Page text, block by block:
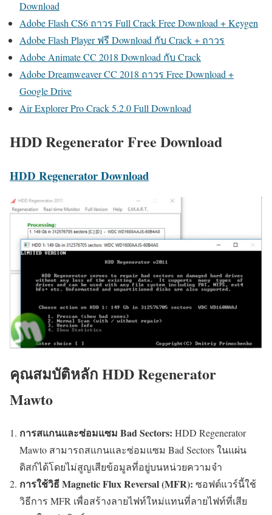
Download
Adobe Flash CS6 ถาวร Full Crack Free Download + Keygen
Adobe Flash Player ฟรี Download กับ Crack + ถาวร
Adobe Animate CC 2018 Download กับ Crack
Adobe Dreamweaver CC 2018 ถาวร Free Download +
Google Drive
Air Explorer Pro Crack 5.2.0 Full Download
HDD Regenerator Free Download
HDD Regenerator Download
คุณสมบัติหลัก HDD Regenerator
Mawto
การสแกนและซ่อมแซม Bad Sectors: HDD Regenerator
Mawto สามารถสแกนและซ่อมแซม Bad Sectors ในแผ่น
ดิสก์ได้โดยไม่สูญเสียข้อมูลที่อยู่บนหน่วยความจำ
การใช้วิธี Magnetic Flux Reversal (MFR): ซอฟต์แวร์นี้ใช้
วิธีการ MFR เพื่อสร้างลายไฟท์ใหม่แทนที่ลายไฟท์ที่เสีย